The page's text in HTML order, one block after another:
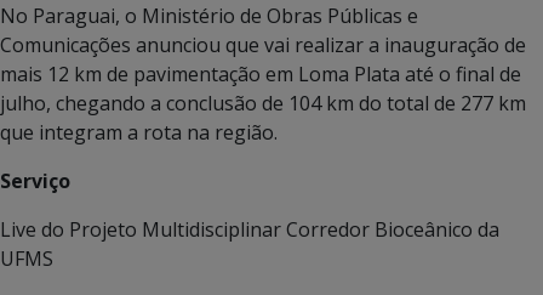
No Paraguai, o Ministério de Obras Públicas e
Comunicações anunciou que vai realizar a inauguração de
mais 12 km de pavimentação em Loma Plata até o final de
julho, chegando a conclusão de 104 km do total de 277 km
que integram a rota na região.
Serviço
Live do Projeto Multidisciplinar Corredor Bioceânico da
UFMS